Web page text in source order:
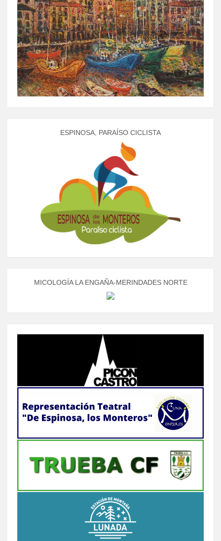
ESPINOSA, PARAÍSO CICLISTA
MICOLOGÍA LA ENGAÑA-MERINDADES NORTE